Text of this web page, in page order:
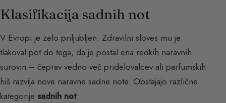
Klasifikacija sadnih not
V Evropi je zelo priljubljen. Zdravilni sloves mu je
tlakoval pot do tega, da je postal ena redkih naravnih
surovin – čeprav vedno več pridelovalcev ali parfumskih
hiš razvija nove naravne sadne note. Obstajajo različne
kategorije sadnih not: